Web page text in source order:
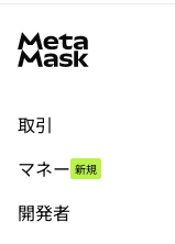
取引
パーペチュアル
マネー 新規
開発者